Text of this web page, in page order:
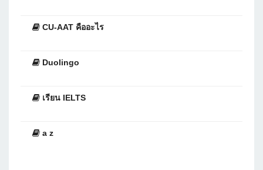
CU-AAT คืออะไร
Duolingo
เรียน IELTS
a z